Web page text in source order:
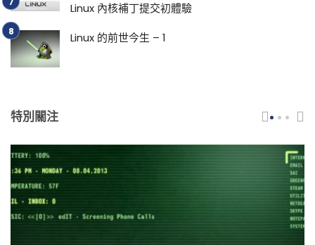
Linux 內核補丁提交初體驗
Linux 的前世今生 – 1
特別關注